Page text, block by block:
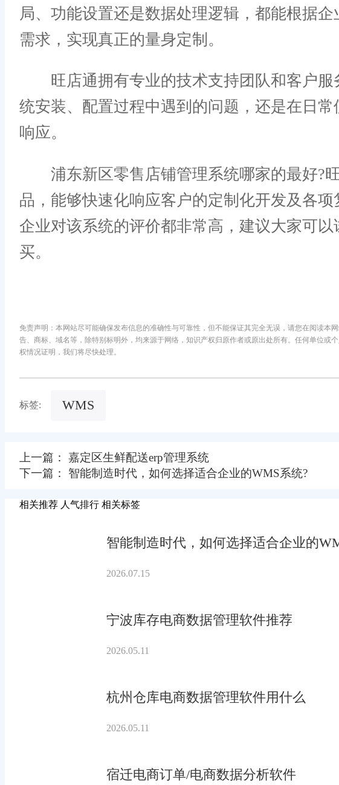
局、功能设置还是数据处理逻辑，都能根据
需求，实现真正的量身定制。
旺店通拥有专业的技术支持团队和客户服
统安装、配置过程中遇到的问题，还是在日
响应。
浦东新区零售店铺管理系统哪家的最好?旺
品，能够快速化响应客户的定制化开发及各
企业对该系统的评价都非常高，建议大家可
买。
免责声明：本网站尽可能确保发布信息的准确性与可靠性，但不能保证其完全无误，请您在阅读
告、商标、域名等，除特别标明外，均来源于网络，知识产权归原作者或原出处所有。任何单位
权情况证明，我们将尽快处理。
标签: WMS
上一篇： 嘉定区生鲜配送erp管理系统
下一篇： 智能制造时代，如何选择适合企业的WMS系统?
相关推荐 人气排行 相关标签
智能制造时代，如何选择适合企业的
2026.07.15
宁波库存电商数据管理软件推荐
2026.05.11
杭州仓库电商数据管理软件用什么
2026.05.11
宿迁电商订单/电商数据分析软件